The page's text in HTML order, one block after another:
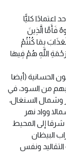
كليًّا
فَأَمَّا الَّذِينَ
بِمَا كُنْتُمْ
رَحْمَةِ اللَّهِ هُمْ فِيهَا
الحسانية (أيضا
من السود، في
وشمال السنغال،
وواد نهر
شرقا إلى المحيط
البيظان
ونفس